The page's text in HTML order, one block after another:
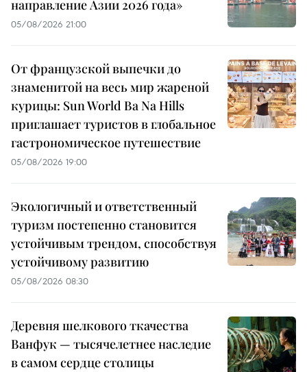
направление Азии 2026 года»
05/08/2026 21:00
От французской выпечки до
знаменитой на весь мир жареной
курицы: Sun World Ba Na Hills
приглашает туристов в глобальное
гастрономическое путешествие
05/08/2026 19:00
Экологичный и ответственный
туризм постепенно становится
устойчивым трендом, способствуя
устойчивому развитию
05/08/2026 08:30
Деревня шелкового ткачества
Ванфук — тысячелетнее наследие
в самом сердце столицы